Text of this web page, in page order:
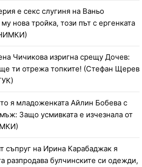
е секс слугиня на Ваньо
нова тройка, този път с ергенката
Чичикова изригна срещу Дочев:
ти отрежа топките! (Стефан Щерев
я младоженката Айлин Бобева с
Защо усмивката е изчезнала от
съпруг на Ирина Карабаджак я
разпродава булчинските си одежди,